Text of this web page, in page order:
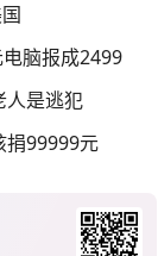
脑报成2499
人是逃犯
捐99999元